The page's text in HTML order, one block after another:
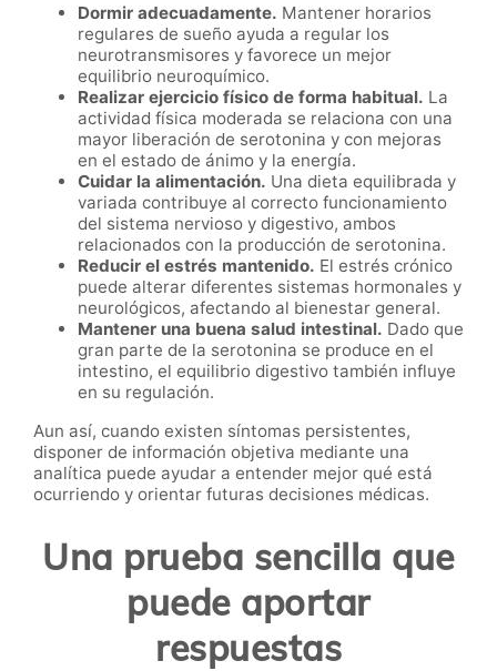
Dormir adecuadamente. Mantener horarios
regulares de sueño ayuda a regular los
neurotransmisores y favorece un mejor
equilibrio neuroquímico.
Realizar ejercicio físico de forma habitual. La
actividad física moderada se relaciona con una
mayor liberación de serotonina y con mejoras
en el estado de ánimo y la energía.
Cuidar la alimentación. Una dieta equilibrada y
variada contribuye al correcto funcionamiento
del sistema nervioso y digestivo, ambos
relacionados con la producción de serotonina.
Reducir el estrés mantenido. El estrés crónico
puede alterar diferentes sistemas hormonales y
neurológicos, afectando al bienestar general.
Mantener una buena salud intestinal. Dado que
gran parte de la serotonina se produce en el
intestino, el equilibrio digestivo también influye
en su regulación.
Aun así, cuando existen síntomas persistentes,
disponer de información objetiva mediante una
analítica puede ayudar a entender mejor qué está
ocurriendo y orientar futuras decisiones médicas.
Una prueba sencilla que
puede aportar
respuestas